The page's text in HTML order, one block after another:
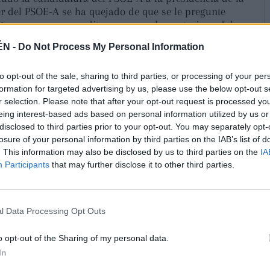
- Do Not Process My Personal Information
opt-out of the sale, sharing to third parties, or processing of your
for targeted advertising by us, please use the below opt-out
selection. Please note that after your opt-out request is processed
interest-based ads based on personal information utilized by us
to third parties prior to your opt-out. You may separately
of your personal information by third parties on the IAB’s list of
This information may also be disclosed by us to third parties on the
Participants that may further disclose it to other third parties.
Data Processing Opt Outs
opt-out of the Sharing of my personal data.
PSOE-A se ha quejado de que se le pregunte
y se va a acreditar como parlamentaria andaluza,
pasos, y al respecto ha aseverado que el día 11 de
Andalucía”, y renunciará a su escaño como “diputada
es lo mismo que vengo diciendo desde el primer
haya quienes quieran “generar esta duda respecto
cuando ya ha trasladado “con muchísima claridad”
le corresponde mover ficha” tras las elecciones
dichos comicios ella ha estado realizando un
y leer con claridad qué nos han dicho los ciudadanos
que “proponer a los órganos” de su formación “para
que entienden que “tienen que pivotar la
Popular la conformación del Gobierno”, y “ojalá” le
los socialistas en los comicios del 17M, pero
corresponde a Moreno” intentar formar gobierno, ha